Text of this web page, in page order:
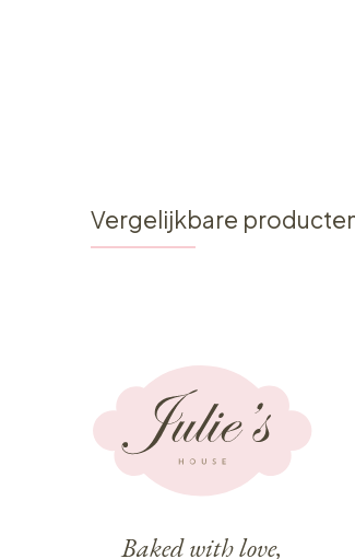
Vergelijkbare
Baked with love,